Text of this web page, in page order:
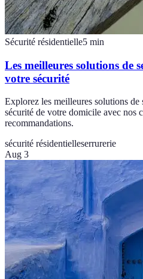
Sécurité résidentielle5 min
Les meilleures solutions de
votre sécurité
Explorez les meilleures solutions de
sécurité de votre domicile avec nos
recommandations.
sécurité résidentielleserrurerie
Aug 3